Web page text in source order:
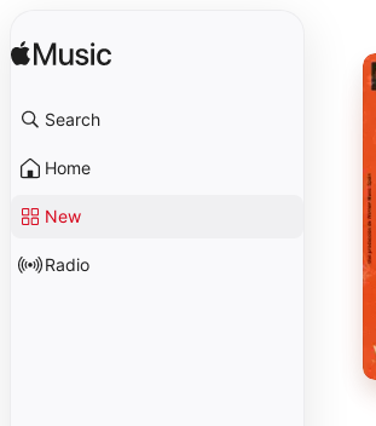
Search
Home
New
Radio